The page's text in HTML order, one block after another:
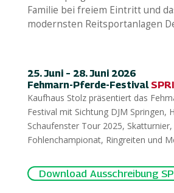
Familie bei freiem Eintritt und
modernsten Reitsportanlagen
25. Juni – 28. Juni 2026
Fehmarn-Pferde-Festival
Kaufhaus Stolz präsentiert das
Festival mit Sichtung DJM Springen,
Schaufenster Tour 2025,
Fohlenchampionat, Ringreiten und
Download Ausschreibung